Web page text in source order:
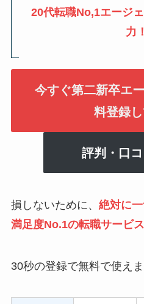
20代転職No,1エージ
力！
今すぐ第二新卒エ
料登録
評判・口
損しないために、 絶対に
満足度No.1の転職サービス
30秒の登録で無料で使えま